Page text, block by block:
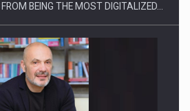
BEING THE MOST DIGITALIZED…